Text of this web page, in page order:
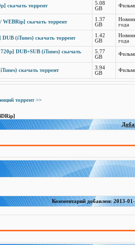
скачать торрент
5.08
GB
скачать торрент
1.37
GB
года
(iTunes) скачать торрент
1.42
GB
года
DUB+SUB (iTunes) скачать
5.77
GB
скачать торрент
3.94
GB
торрент >>
Комментарий добавлен: 2013-